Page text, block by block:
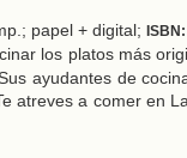
papel + digital; ISBN:
los platos más
ayudantes de
atreves a comer en